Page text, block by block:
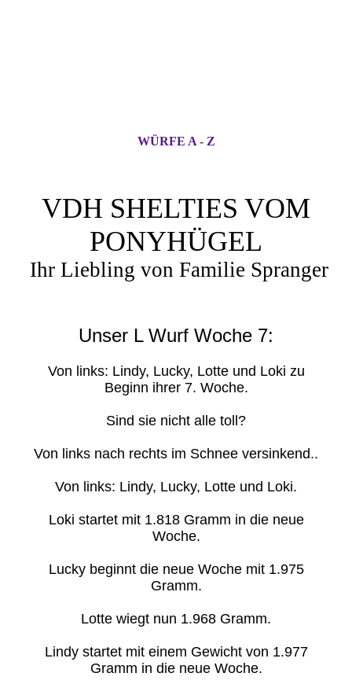
WÜRFE A - Z
VDH SHELTIES VOM
PONYHÜGEL
Ihr Liebling von Familie Spranger
Unser L Wurf Woche 7:
Von links: Lindy, Lucky, Lotte und Loki zu
Beginn ihrer 7. Woche.
Sind sie nicht alle toll?
Von links nach rechts im Schnee versinkend..
Von links: Lindy, Lucky, Lotte und Loki.
Loki startet mit 1.818 Gramm in die neue
Woche.
Lucky beginnt die neue Woche mit 1.975
Gramm.
Lotte wiegt nun 1.968 Gramm.
Lindy startet mit einem Gewicht von 1.977
Gramm in die neue Woche.